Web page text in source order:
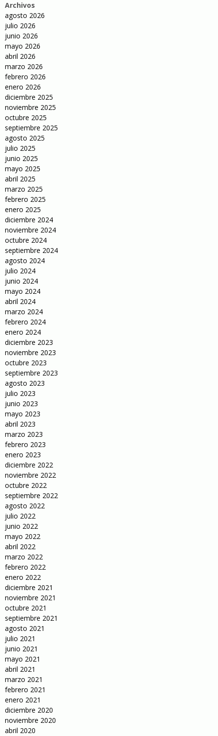
Archivos
agosto 2026
julio 2026
junio 2026
mayo 2026
abril 2026
marzo 2026
febrero 2026
enero 2026
diciembre 2025
noviembre 2025
octubre 2025
septiembre 2025
agosto 2025
julio 2025
junio 2025
mayo 2025
abril 2025
marzo 2025
febrero 2025
enero 2025
diciembre 2024
noviembre 2024
octubre 2024
septiembre 2024
agosto 2024
julio 2024
junio 2024
mayo 2024
abril 2024
marzo 2024
febrero 2024
enero 2024
diciembre 2023
noviembre 2023
octubre 2023
septiembre 2023
agosto 2023
julio 2023
junio 2023
mayo 2023
abril 2023
marzo 2023
febrero 2023
enero 2023
diciembre 2022
noviembre 2022
octubre 2022
septiembre 2022
agosto 2022
julio 2022
junio 2022
mayo 2022
abril 2022
marzo 2022
febrero 2022
enero 2022
diciembre 2021
noviembre 2021
octubre 2021
septiembre 2021
agosto 2021
julio 2021
junio 2021
mayo 2021
abril 2021
marzo 2021
febrero 2021
enero 2021
diciembre 2020
noviembre 2020
abril 2020